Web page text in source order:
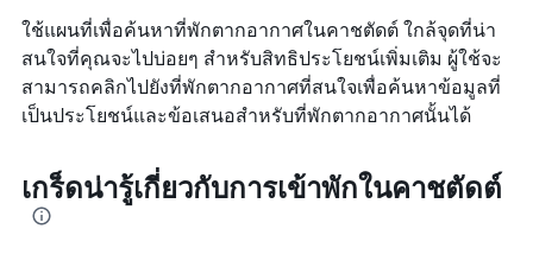
ใช้แผนที่เพื่อค้นหาที่พักตากอากาศในคาชตัดต์ ใกล้จุดที่น่า
สนใจที่คุณจะไปบ่อยๆ สำหรับสิทธิประโยชน์เพิ่มเติม ผู้ใช้จะ
สามารถคลิกไปยังที่พักตากอากาศที่สนใจเพื่อค้นหาข้อมูลที่
เป็นประโยชน์และข้อเสนอสำหรับที่พักตากอากาศนั้นได้
เกร็ดน่ารู้เกี่ยวกับการเข้าพักในคาชตัดต์